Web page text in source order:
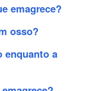
emagrece?
osso?
enquanto a